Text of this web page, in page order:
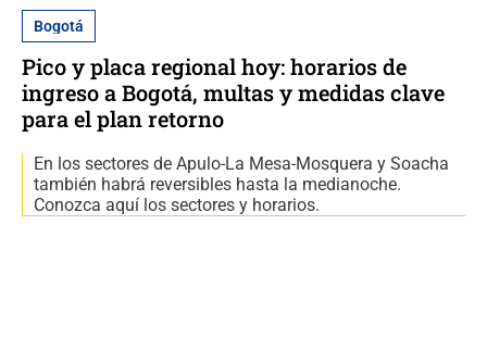
Bogotá
Pico y placa regional hoy: horarios de
ingreso a Bogotá, multas y medidas clave
para el plan retorno
En los sectores de Apulo-La Mesa-Mosquera y Soacha
también habrá reversibles hasta la medianoche.
Conozca aquí los sectores y horarios.